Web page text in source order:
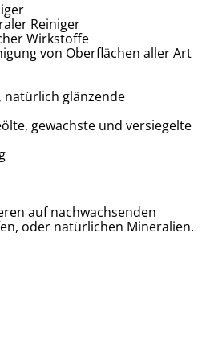
Reiniger
Wirkstoffe
von Oberflächen aller Art
glänzende
gewachste und versiegelte
auf nachwachsenden
oder natürlichen Mineralien.